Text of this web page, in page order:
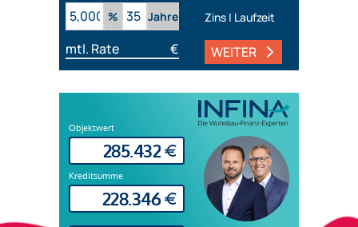
%
Jahre Zins | Laufzeit
mtl. Rate € WEITER